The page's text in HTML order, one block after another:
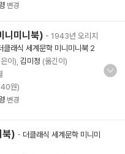
변경
니미니북) - 1943년 오리지
클래식 세계문학 미니미니북 2
이), 김미정 (옮긴이)
원)
변경
북) - 더클래식 세계문학 미니미